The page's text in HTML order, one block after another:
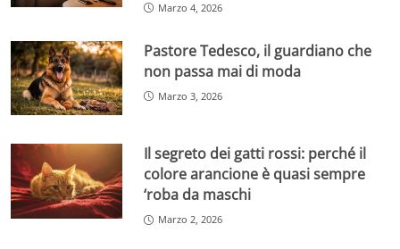
Marzo 4, 2026
Pastore Tedesco, il guardiano che
non passa mai di moda
Marzo 3, 2026
Il segreto dei gatti rossi: perché il
colore arancione è quasi sempre
‘roba da maschi
Marzo 2, 2026